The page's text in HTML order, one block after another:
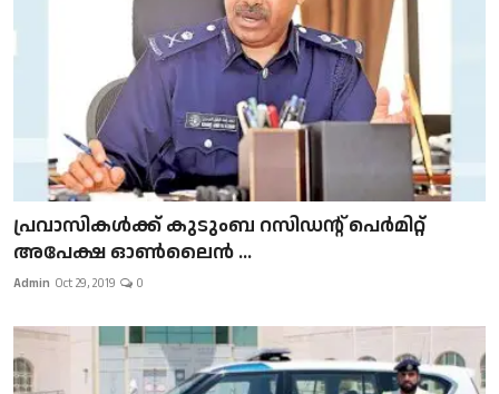
പ്രവാസികള്‍ക്ക് കുടുംബ റസിഡന്റ് പെർമിറ്റ്
അപേക്ഷ ഓൺലൈൻ ...
Admin Oct 29, 2019 0